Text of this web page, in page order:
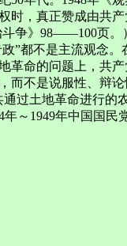
时，真正赞成由共
争》98——100页。
”都不是主流观念
革命的问题上，共
而不是说服性、辩
通过土地革命进行
～1949年中国国民